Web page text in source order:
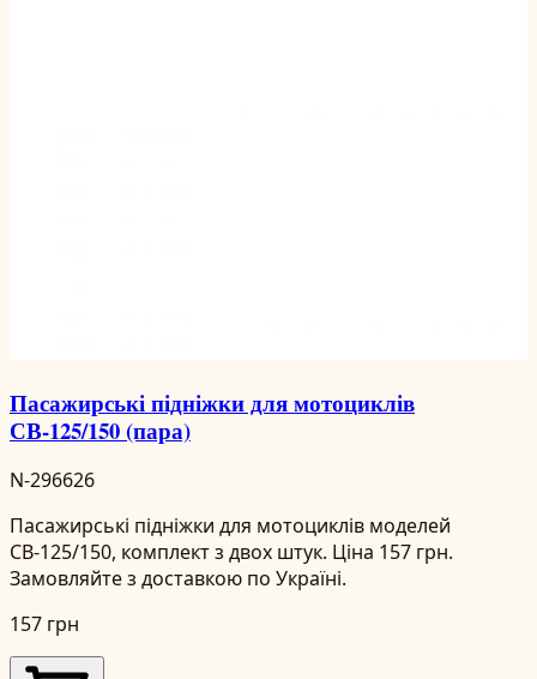
Пасажирські підніжки для мотоциклів
СВ-125/150 (пара)
N-296626
Пасажирські підніжки для мотоциклів моделей
СВ-125/150, комплект з двох штук. Ціна 157 грн.
Замовляйте з доставкою по Україні.
157 грн